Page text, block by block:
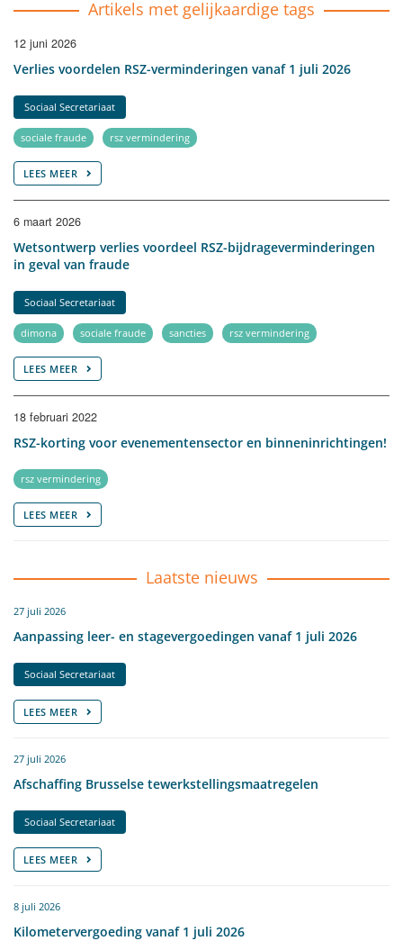
Artikels met gelijkaardige tags
12 juni 2026
Verlies voordelen RSZ-verminderingen vanaf 1 juli 2026
Sociaal Secretariaat
sociale fraude rsz vermindering
LEES MEER
6 maart 2026
Wetsontwerp verlies voordeel RSZ-bijdrageverminderingen
in geval van fraude
Sociaal Secretariaat
dimona sociale fraude sancties rsz vermindering
LEES MEER
18 februari 2022
RSZ-korting voor evenementensector en binneninrichtingen!
rsz vermindering
LEES MEER
Laatste nieuws
27 juli 2026
Aanpassing leer- en stagevergoedingen vanaf 1 juli 2026
Sociaal Secretariaat
LEES MEER
27 juli 2026
Afschaffing Brusselse tewerkstellingsmaatregelen
Sociaal Secretariaat
LEES MEER
8 juli 2026
Kilometervergoeding vanaf 1 juli 2026